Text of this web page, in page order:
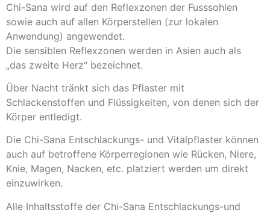
Chi-Sana wird auf den Reflexzonen der Fusssohlen
sowie auch auf allen Körperstellen (zur lokalen
Anwendung) angewendet.
Die sensiblen Reflexzonen werden in Asien auch als
„das zweite Herz“ bezeichnet.
Über Nacht tränkt sich das Pflaster mit
Schlackenstoffen und Flüssigkeiten, von denen sich der
Körper entledigt.
Die Chi-Sana Entschlackungs- und Vitalpflaster können
auch auf betroffene Körperregionen wie Rücken, Niere,
Knie, Magen, Nacken, etc. platziert werden um direkt
einzuwirken.
Alle Inhaltsstoffe der Chi-Sana Entschlackungs-und